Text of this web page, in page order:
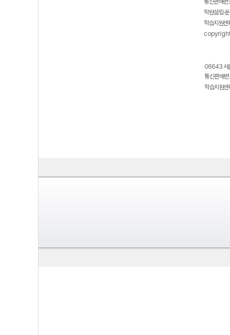
통신판매
학원설립·
학습지원
06643 서
통신판매
학습지원